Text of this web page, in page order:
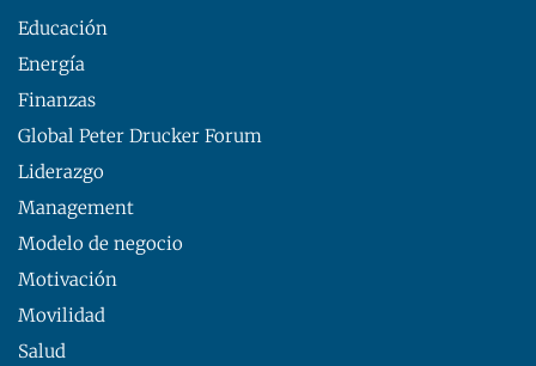
Educación
Energía
Finanzas
Global Peter Drucker Forum
Liderazgo
Management
Modelo de negocio
Motivación
Movilidad
Salud